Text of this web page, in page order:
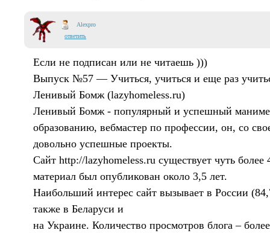
Alexpro
ответить
Если не подписан или не читаешь )))
Выпуск №57 — Учиться, учиться и еще раз
Ленивый Бомж (lazyhomeless.ru)
Ленивый Бомж - популярный и успешный
образованию, вебмастер по профессии, он, со
довольно успешные проекты.
Сайт http://lazyhomeless.ru существует чуть
материал был опубликован около 3,5 лет.
Наибольший интерес сайт вызывает в России
также в Беларуси и
на Украине. Количество просмотров блога –